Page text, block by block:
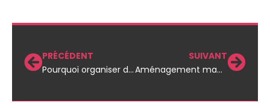
PRÉCÉDENT
Pourquoi organiser des séminaires et réunions ?
SUIVANT
Aménagement magasin caviste : les 7 indispensables pour maximiser les ventes